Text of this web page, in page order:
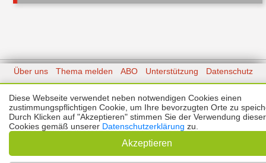
Kontakt
Über uns Thema melden ABO Unterstützung
Datenschutz
Impressum
🌙 Dark Mode
Copyright © 2026 |Prinzmediaconcept.de
Diese Webseite verwendet neben notwendigen Cookies einen
zustimmungspflichtigen Cookie, um Ihre bevorzugten Orte zu
Durch Klicken auf "Akzeptieren" stimmen Sie der Verwendung dieser
Cookies gemäß unserer Datenschutzerklärung zu.
Akzeptieren